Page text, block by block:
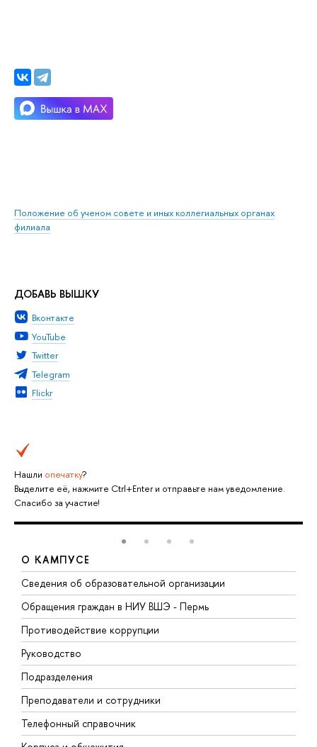
Положение об ученом совете и иных коллегиальных органах
филиала
ДОБАВЬ ВЫШКУ
Вконтакте
YouTube
Twitter
Telegram
Flickr
Нашли опечатку?
Выделите её, нажмите Ctrl+Enter и отправьте нам уведомление.
Спасибо за участие!
О КАМПУСЕ
Сведения об образовательной организации
Обращения граждан в НИУ ВШЭ - Пермь
Противодействие коррупции
Руководство
Подразделения
Преподаватели и сотрудники
Телефонный справочник